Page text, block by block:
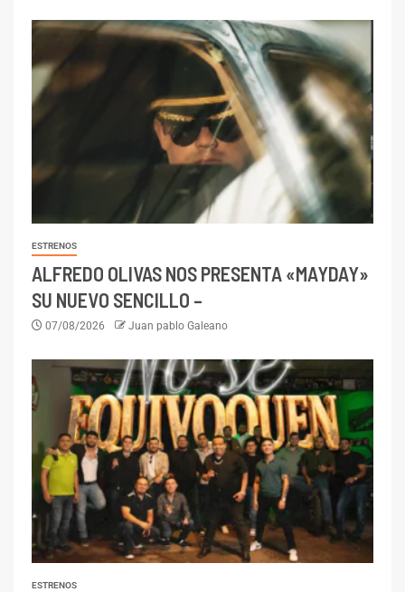
ESTRENOS
ALFREDO OLIVAS NOS PRESENTA «MAYDAY»
SU NUEVO SENCILLO –
07/08/2026 Juan pablo Galeano
ESTRENOS